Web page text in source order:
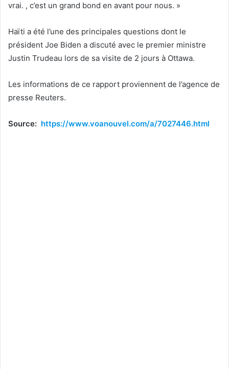
vrai. , c’est un grand bond en avant pour nous. »
Haïti a été l’une des principales questions dont le
président Joe Biden a discuté avec le premier ministre
Justin Trudeau lors de sa visite de 2 jours à Ottawa.
Les informations de ce rapport proviennent de l’agence de
presse Reuters.
Source: https://www.voanouvel.com/a/7027446.html